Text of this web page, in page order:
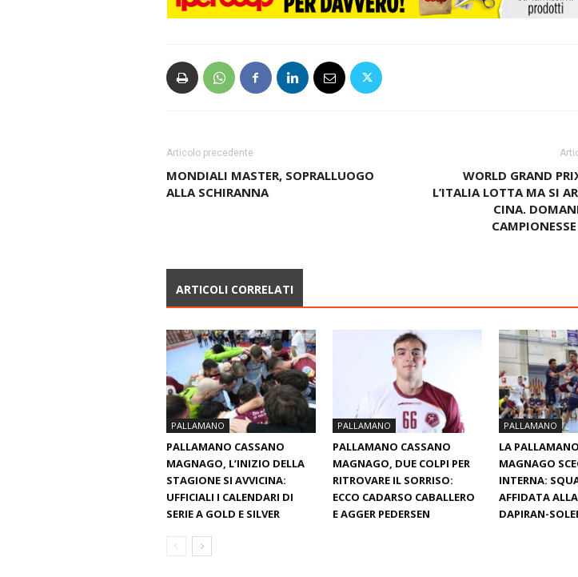
Articolo precedente
MONDIALI MASTER, SOPRALLUOGO
ALLA SCHIRANNA
WORLD GRAND
L’ITALIA LOTTA MA SI
CINA.
ARTICOLI CORRELATI
PALLAMANO
PALLAMANO CASSANO
MAGNAGO, L’INIZIO DELLA
STAGIONE SI AVVICINA:
UFFICIALI I CALENDARI DI
SERIE A GOLD E SILVER
PALLAMANO
PALLAMANO CASSANO
MAGNAGO, DUE COLPI PER
RITROVARE IL SORRISO:
ECCO CADARSO CABALLERO
E AGGER PEDERSEN
PALLAMANO
LA
MAGNAGO
INTERNA:
AFFIDATA
DAPIRAN-